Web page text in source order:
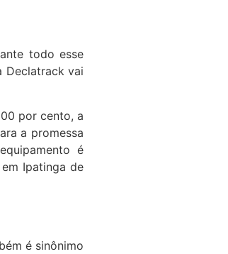
todo esse
Declatrack vai
por cento, a
a promessa
é
Ipatinga de
é sinônimo